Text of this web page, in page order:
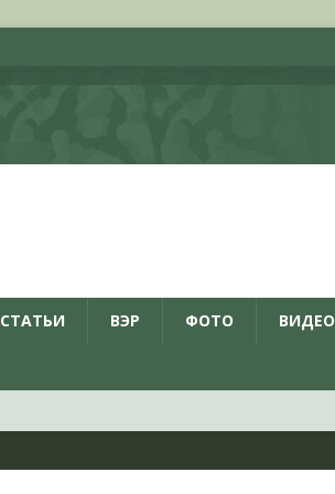
СТАТЬИ ВЭР ФОТО ВИДЕО